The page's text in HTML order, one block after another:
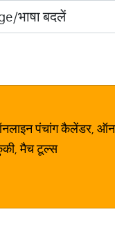
पंचांग कैलेंडर,
मैच टूल्स